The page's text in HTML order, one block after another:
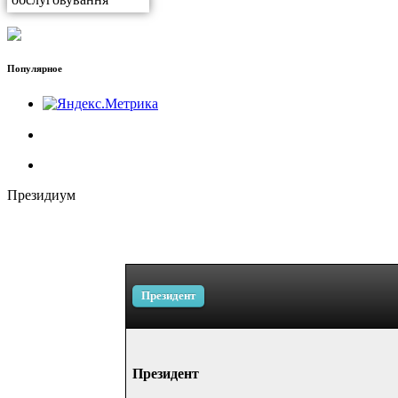
Популярное
Президиум
Президент
Президент